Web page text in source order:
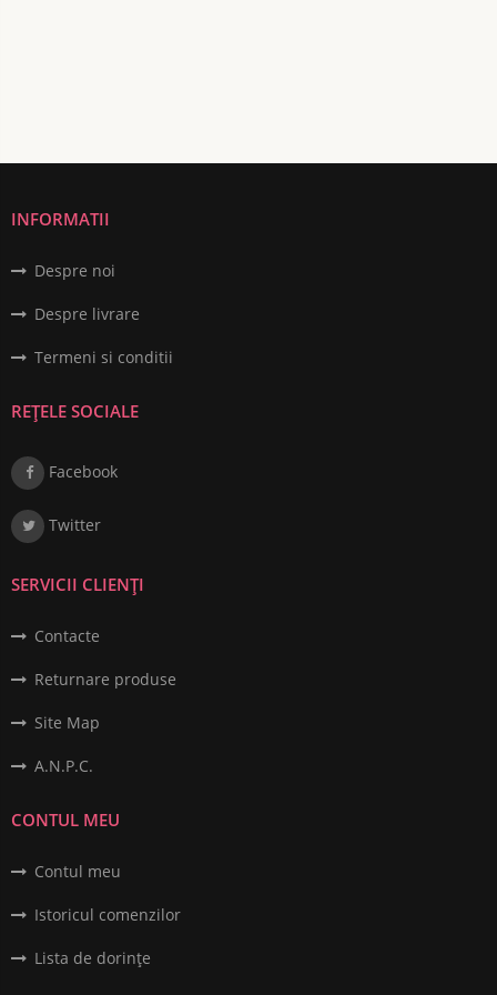
INFORMATII
Despre noi
Despre livrare
Termeni si conditii
REȚELE SOCIALE
Facebook
Twitter
SERVICII CLIENȚI
Contacte
Returnare produse
Site Map
A.N.P.C.
CONTUL MEU
Contul meu
Istoricul comenzilor
Lista de dorințe